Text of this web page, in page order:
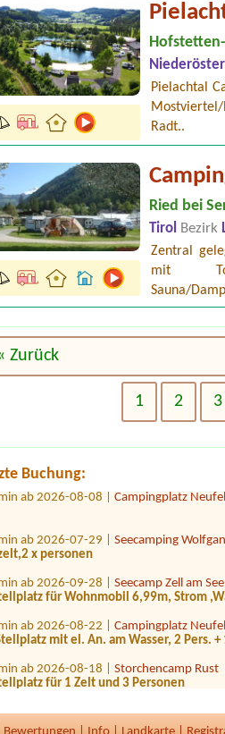
Pielachtal
Radt..
Ried bei
Tirol Bezirk
Zentral
mit
Sauna/
Zurück
1 2 3
Buchung:
ab 2026-08-17 |
Komfort
ab 2026-08-08 |
x personen
für Wohnmobil 6,99m, Strom
mit el. An. am Wasser, 2 Pers. +
für 1 Zelt und 3 Personen
3.Personen